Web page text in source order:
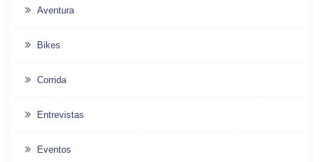
Aventura
Bikes
Corrida
Entrevistas
Eventos